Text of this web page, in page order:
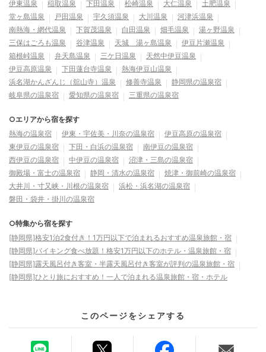
伊東温泉 稲取温泉 下田温泉 松崎温泉 大仁温泉
土肥温泉
堂ヶ島温泉
戸田温泉 宇久須温泉 大川温泉
河津浜温泉
南熱海・網代温泉
下賀茂温泉 白田温泉 畑毛温泉
湯ヶ野温泉
三保はごろも温泉
谷津温泉 天城 湯ヶ島温泉
伊豆片瀬温泉
箱根峠温泉
弁天島温泉 三ケ日温泉
天然中伊豆温泉
伊豆高原温泉
下田蓮台寺温泉
熱海伊豆山温泉
浜名湖かんざんじ（舘山寺）温泉
修善寺温泉
静岡県の温泉宿
岐阜県の温泉宿
愛知県の温泉宿 三重県の温泉宿
○エリアから宿を探す
熱海の温泉宿
伊東・宇佐美・川奈の温泉宿
伊豆高原の温泉宿
東伊豆の温泉宿
下田・白浜の温泉宿
南伊豆の温泉宿
西伊豆の温泉宿
中伊豆の温泉宿
沼津・三島の温泉宿
御殿場・富士の温泉宿
静岡・清水の温泉宿
焼津・御前崎の温泉宿
大井川・寸又峡・川根の温泉宿
浜松・浜名湖の温泉宿
磐田・袋井・掛川の温泉宿
○特集から宿を探す
[静岡県]格安1泊2食付き！1万円以下で泊まれるおすすめ温泉旅館・宿
[静岡県]バイキング食べ放題！格安1万円以下のホテル・温泉旅館・宿
[静岡県]露天風呂付き客室・半露天風呂付き客室が評判の温泉旅館・宿
[静岡県]ひとり旅におすすめ！一人で泊まれる温泉旅館・宿・ホテル
このページをシェアする